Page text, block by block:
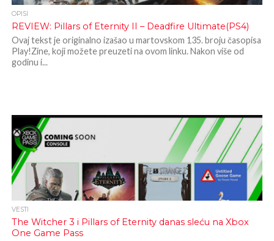
OPISI
REVIEW: Pillars of Eternity II – Deadfire Ultimate(PS4)
Ovaj tekst je originalno izašao u martovskom 135. broju časopisa
Play!Zine, koji možete preuzeti na ovom linku. Nakon više od
godinu i...
VESTI
The Witcher 3 i Pillars of Eternity danas sleću na Xbox
One Game Pass